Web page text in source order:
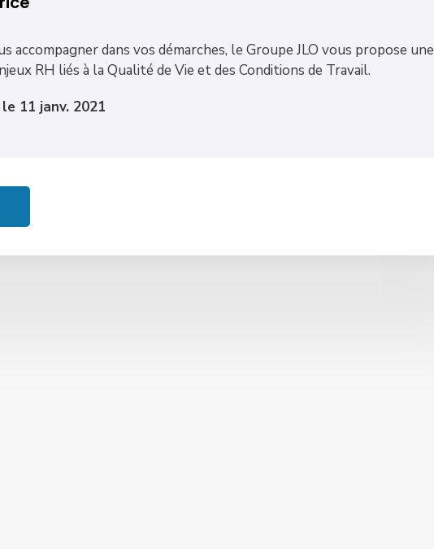
accompagner dans vos démarches, le Groupe JLO vous propose une
RH liés à la Qualité de Vie et des Conditions de Travail.
11 janv. 2021